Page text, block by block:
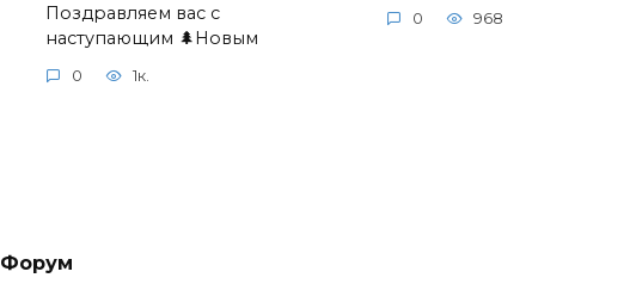
Поздравляем вас с
наступающим 🌲Новым
0 1к.
0 968
Форум